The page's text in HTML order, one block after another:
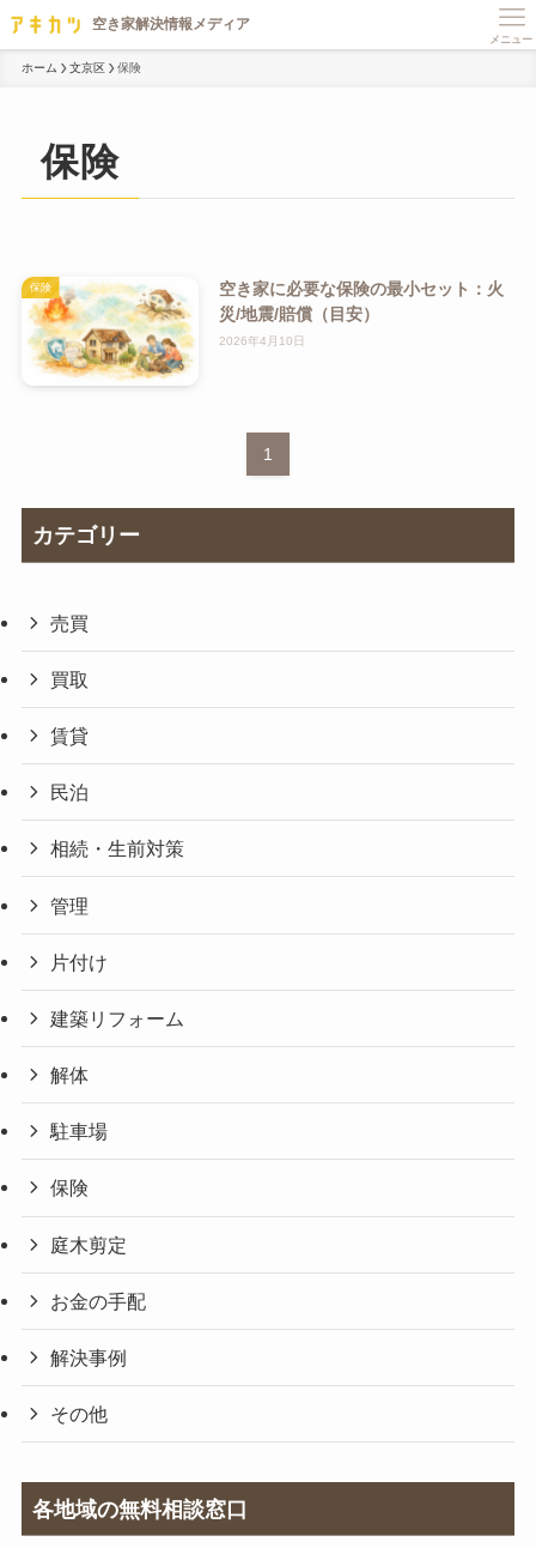
メニュー
ホーム 文京区 保険
保険
保険
空き家に必要な保険の最小セット：火
災/地震/賠償（目安）
2026年4月10日
1
カテゴリー
売買
買取
賃貸
民泊
相続・生前対策
管理
片付け
建築リフォーム
解体
駐車場
保険
庭木剪定
お金の手配
解決事例
その他
各地域の無料相談窓口